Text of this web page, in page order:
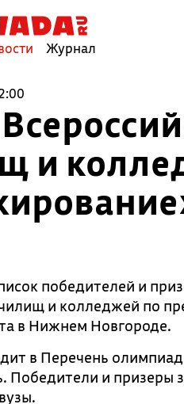
Журнал
и
победителей и
и колледжей по
в Нижнем Новгороде.
в Перечень
Победители и призеры